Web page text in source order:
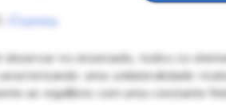
Correta
observar no enunciado, todos os
uma unilateralidade